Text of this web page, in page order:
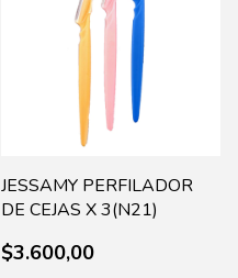
JESSAMY PERFILADOR
DE CEJAS X 3(N21)
$3.600,00